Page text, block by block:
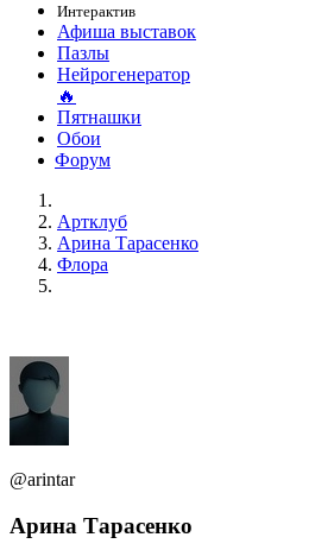
Интерактив
Афиша выставок
Пазлы
Нейрогенератор
🔥
Пятнашки
Обои
Форум
Артклуб
Арина Тарасенко
Флора
@arintar
Арина Тарасенко